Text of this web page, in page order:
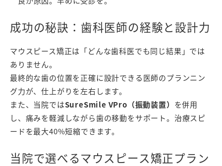
成功の秘訣：歯科医師の経験と設計力
マウスピース矯正は「どんな歯科医でも同じ結果」では
ありません。
最終的な歯の位置を正確に設計できる医師のプランニン
グ力が、仕上がりを左右します。
また、当院ではSureSmile VPro（振動装置） を併用
し、痛みを軽減しながら歯の移動をサポート。治療スピ
ードを最大40%短縮できます。
当院で選べるマウスピース矯正プラン